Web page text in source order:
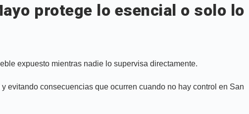
protege lo esencial o solo lo
expuesto mientras nadie lo supervisa directamente.
evitando consecuencias que ocurren cuando no hay control en San